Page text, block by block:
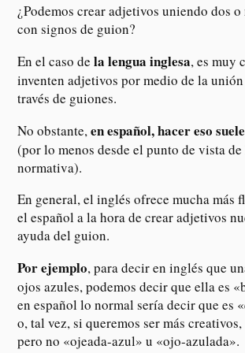
¿Podemos crear adjetivos uniendo dos o
con signos de guion?
En el caso de la lengua inglesa, es muy
inventen adjetivos por medio de la
través de guiones.
No obstante,en español, hacer eso
(por lo menos desde el punto de vista
normativa).
En general, el inglés ofrece mucha más
el español a la hora de crear adjetivos
ayuda del guion.
Por ejemplo, para decir en inglés que
ojos azules, podemos decir que ella es
en español lo normal sería decir que es
o, tal vez, si queremos ser más
pero no «ojeada-azul» u «ojo-azulada».